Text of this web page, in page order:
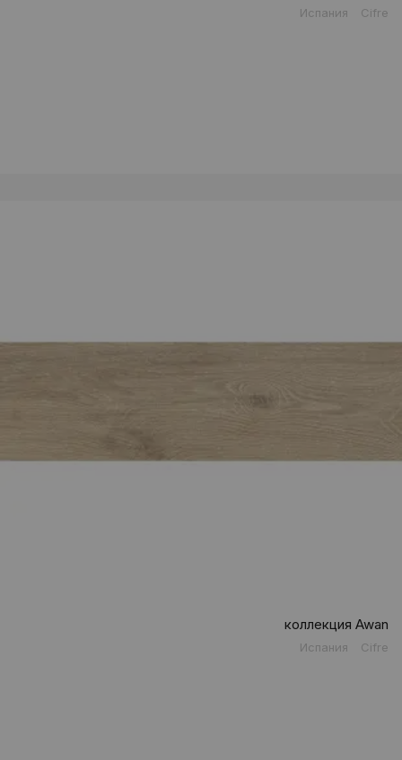
Испания Cifre
коллекция Awan
Испания Cifre